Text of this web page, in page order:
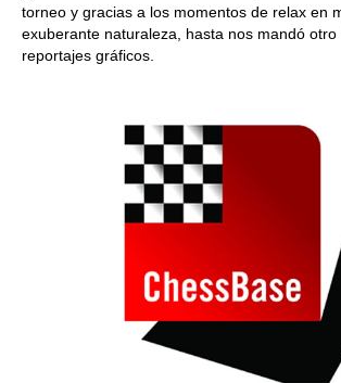
torneo y gracias a los momentos de relax en
exuberante naturaleza, hasta nos mandó
reportajes gráficos.